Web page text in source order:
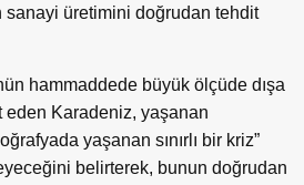
sanayi üretimini doğrudan tehdit
hammaddede büyük ölçüde dışa
eden Karadeniz, yaşanan
yaşanan sınırlı bir kriz”
belirterek, bunun doğrudan